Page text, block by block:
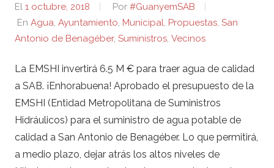
El 1 octubre, 2018 Por #GuanyemSAB
En Agua, Ayuntamiento, Municipal, Propuestas, San
Antonio de Benagéber, Suministros, Vecinos
La EMSHI invertirá 6.5 M € para traer agua de calidad
a SAB. ¡Enhorabuena! Aprobado el presupuesto de la
EMSHI (Entidad Metropolitana de Suministros
Hidráulicos) para el suministro de agua potable de
calidad a San Antonio de Benagéber. Lo que permitirá,
a medio plazo, dejar atrás los altos niveles de